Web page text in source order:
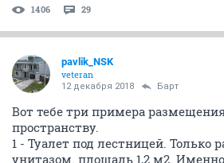
1406 29
pavlik_NSK
veteran
12 декабря 2018 Барт
Вот тебе три примера
пространству.
1 - Туалет под лестницей. Только
унитазом. площадь 1,2 м2.